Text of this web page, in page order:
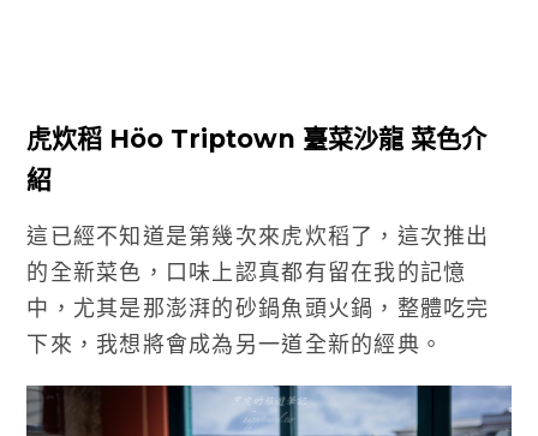
虎炊稻 Höo Triptown 臺菜沙龍 菜色介
紹
這已經不知道是第幾次來虎炊稻了，這次推出
的全新菜色，口味上認真都有留在我的記憶
中，尤其是那澎湃的砂鍋魚頭火鍋，整體吃完
下來，我想將會成為另一道全新的經典。